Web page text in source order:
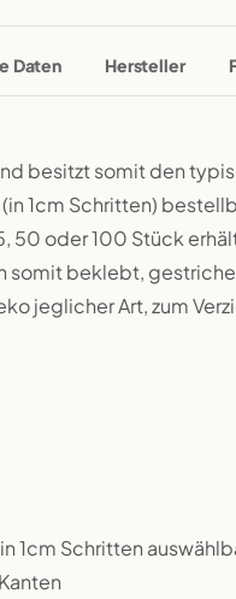
Daten Hersteller
besitzt somit den
1cm Schritten)
50 oder 100 Stück
somit beklebt,
jeglicher Art, zum
1cm Schritten